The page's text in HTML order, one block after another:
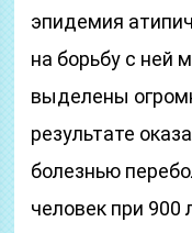
эпидемия
на борьбу с
выделены
результате
болезнью
человек при 900